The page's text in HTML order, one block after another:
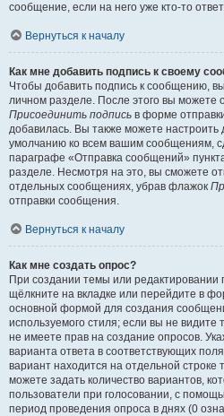
сообщение, если на него уже кто-то
Вернуться к началу
Как мне добавить подпись к своему
Чтобы добавить подпись к сообщению,
личном разделе. После этого вы можете
Присоединить подпись в форме
добавилась. Вы также можете настроить
умолчанию ко всем вашим сообщениям,
параграфе «Отправка сообщений»
разделе. Несмотря на это, вы сможете
отдельных сообщениях, убрав флажок
отправки сообщения.
Вернуться к началу
Как мне создать опрос?
При создании темы или
щёлкните на вкладке или перейдите в
основной формой для создания
используемого стиля; если вы не
не имеете прав на создание опросов.
варианта ответа в соответствующих
вариант находится на отдельной строке
можете задать количество вариантов,
пользователи при голосовании, с
период проведения опроса в днях (0